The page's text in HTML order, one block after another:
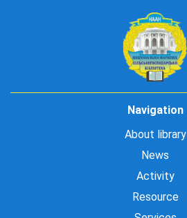
Navigation
About library
News
Activity
Resource